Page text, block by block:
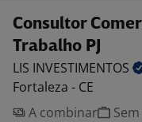
Consultor
Trabalho PJ
LIS INVESTIMENTOS
Fortaleza - CE
A combinar